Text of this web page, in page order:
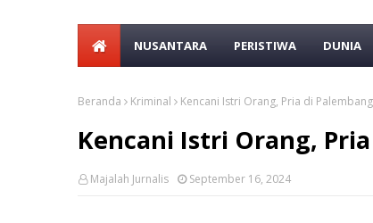
NUSANTARA PERISTIWA DUNIA
Beranda Kriminal Kencani Istri Orang, Pria di
Kencani Istri Orang,
Majalah Jurnalis September 16, 2024